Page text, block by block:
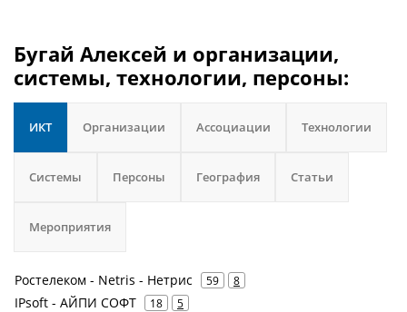
Бугай Алексей и организации,
системы, технологии, персоны:
ИКТ Организации Ассоциации Технологии
Системы Персоны География Статьи
Мероприятия
Ростелеком - Netris - Нетрис 59 8
IPsoft - АЙПИ СОФТ 18 5